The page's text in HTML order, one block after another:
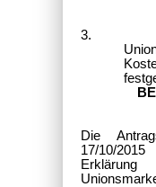
3. Die
Die
17/10/